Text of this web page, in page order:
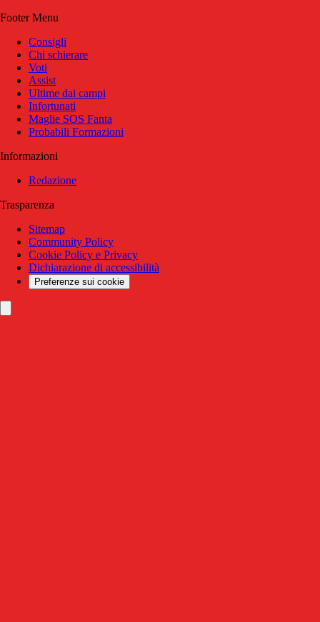
Footer Menu
Consigli
Chi schierare
Voti
Assist
Ultime dai campi
Infortunati
Maglie SOS Fanta
Probabili Formazioni
Informazioni
Redazione
Trasparenza
Sitemap
Community Policy
Cookie Policy e Privacy
Dichiarazione di accessibilità
Preferenze sui cookie